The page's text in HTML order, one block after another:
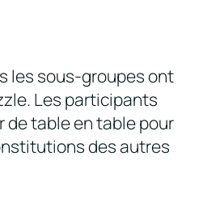
les sous-groupes ont
Les participants
de table en table pour
des autres